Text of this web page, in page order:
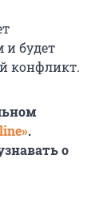
будет
конфликт.
.
о